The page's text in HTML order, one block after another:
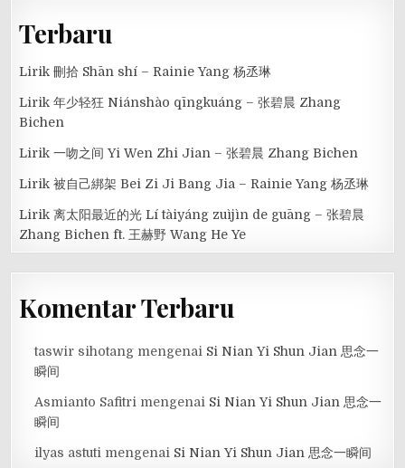
Terbaru
Lirik 刪拾 Shān shí – Rainie Yang 杨丞琳
Lirik 年少轻狂 Niánshào qīngkuáng – 张碧晨 Zhang
Bichen
Lirik 一吻之间 Yi Wen Zhi Jian – 张碧晨 Zhang Bichen
Lirik 被自己綁架 Bei Zi Ji Bang Jia – Rainie Yang 杨丞琳
Lirik 离太阳最近的光 Lí tàiyáng zuìjìn de guāng – 张碧晨
Zhang Bichen ft. 王赫野 Wang He Ye
Komentar Terbaru
taswir sihotang mengenai Si Nian Yi Shun Jian 思念一
瞬间
Asmianto Safitri mengenai Si Nian Yi Shun Jian 思念一
瞬间
ilyas astuti mengenai Si Nian Yi Shun Jian 思念一瞬间